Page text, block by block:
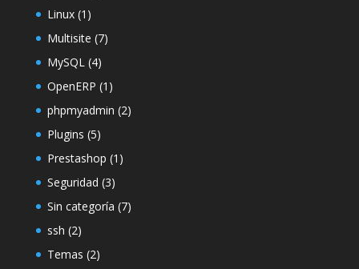
Linux(1)
Multisite (7)
MySQL (4)
OpenERP (1)
phpmyadmin (2)
Plugins (5)
Prestashop (1)
Seguridad (3)
Sin categoría (7)
ssh (2)
Temas (2)